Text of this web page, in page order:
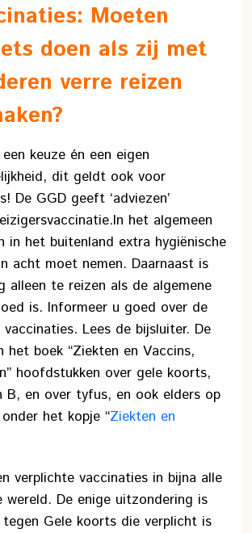
Moeten
doen als zij met
verre reizen
keuze én een eigen
dit geldt ook voor
De GGD geeft ‘adviezen’
In het algemeen
in het buitenland extra hygiënische
acht moet nemen. Daarnaast is
alleen te reizen als de algemene
is. Informeer u goed over de
Lees de bijsluiter. De
het boek “Ziekten en Vaccins,
hoofdstukken over gele koorts,
B, en over tyfus, en ook elders op
het kopje “Ziekten en
verplichte vaccinaties in bijna alle
wereld. De enige uitzondering is
Gele koorts die verplicht is